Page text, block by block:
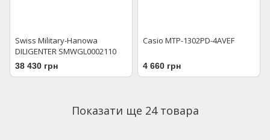
Swiss Military-Hanowa
DILIGENTER SMWGL0002110
38 430 грн
Casio MTP-1302PD-4AVEF
4 660 грн
Показати ще 24 товара